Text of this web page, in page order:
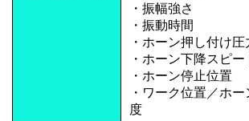
・振幅強さ
・振動時間
・ホーン押し付け圧
・ホーン下降スピー
・ホーン停止位置
・ワーク位置／ホ
度